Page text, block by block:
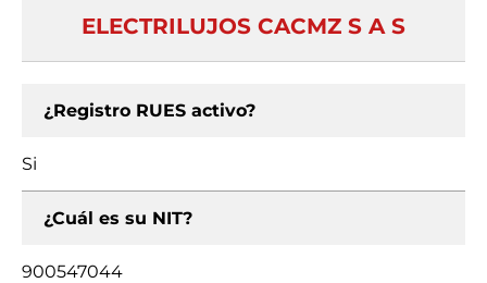
ELECTRILUJOS CACMZ S A S
¿Registro RUES activo?
Si
¿Cuál es su NIT?
900547044